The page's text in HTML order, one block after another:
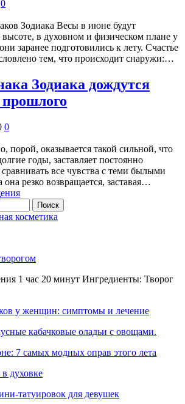
0
Зодиака Весы в июне будут
высоте, в духовном и физическом плане у
заранее подготовились к лету. Счастье
тем, что происходит снаружи:…
Зодиака дождутся
0
порой, оказывается такой сильной, что
годы, заставляет постоянно
все чувства с теми былыми
резко возвращается, заставая…
1 час 20 минут Ингредиенты: Творог
у женщин: симптомы и лечение
кабачковые оладьи с овощами.
7 самых модных оправ этого лета
духовке
татуировок для девушек